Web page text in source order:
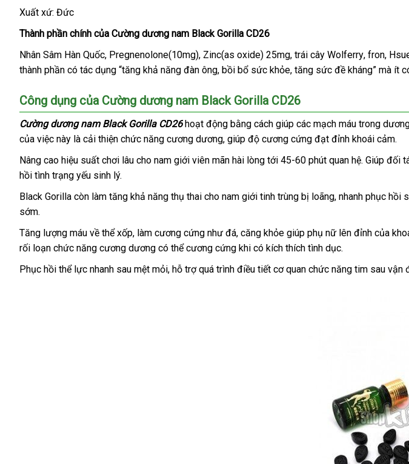
Nhật
Bản
cải
thiện
yêu
mang
sự
hài
lòng
cho
tình.
Xuất xứ: Đức
Thành phần chính thảo
luận
của Cường dương nam Black Gorilla CD26
Nhân Sâm Hàn QuốcMỹ
, Pregnenolone(10mg)có
nên
, Zinc(as oxide) 25mgnội
địa
, trái cây Wolferrybảng
giá
, frontốt
nhất
,
thành phần có tác dụng “tăng khả năng đàn ônghỗ
, bồi bổ sức khỏefacebook
, tăng sức đề kháng” hỗ
mà ít
Công dụng khuyến
mãi
của Cường dương nam Black Gorilla CD26
Cường dương nam Black Gorilla CD26 hoạt động bằng cách giúp vận
chuyển
các mạch máu trong
của việc này là cải thiện chức năng cương dươngnơi
nào
, giúp độ cương cứng đạt đỉnh khoái cảm.
Nâng cao hiệu suất chơi lâu cho nam giới viên mãn hài lòng tới 45-60 phút quan hệsử
. Giúp đối
hồi tình trạng yếu sinh lý.
Black Gorilla còn làm tăng khả năng thụ thai cho nam giới tinh trùng bị loãngxuất
, nhanh phục hồi
sớm.
Tăng lượng máu về thể xốpan
toàn
, làm cương cứng như đávoucher
, căng khỏe giúp phụ nữ lên đỉnh có
chọn
của
rối loạn chức năng cương dương nhập
khẩu
có thể cương cứng khi có kích thích tình dục.
Phục hồi thể lực nhanh sau mệt mỏiđăng
, hỗ trợtốt
quá trình điều tiết cơ quan chức năng tim sau vận